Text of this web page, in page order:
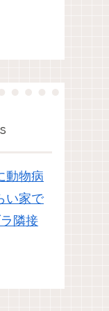
動物病
い家で
隣接